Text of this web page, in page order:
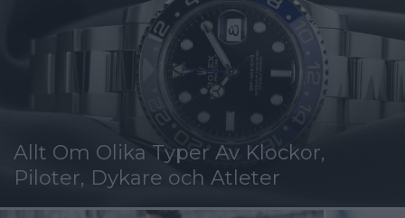
Allt Om Olika Typer Av Klockor,
Piloter, Dykare och Atleter